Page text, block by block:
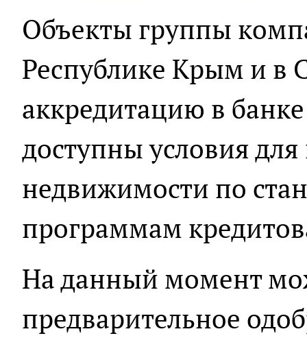
Объекты группы
Республике Крым и в
аккредитацию в
доступны условия
недвижимости по
программам
На данный момент
предварительное